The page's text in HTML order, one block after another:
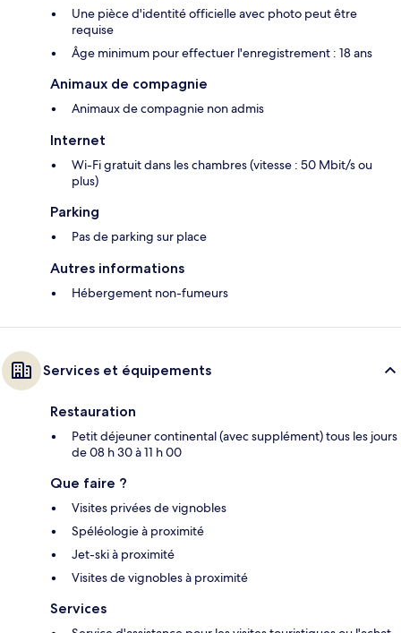
Une pièce d'identité officielle avec photo peut être
requise
Âge minimum pour effectuer l'enregistrement : 18 ans
Animaux de compagnie
Animaux de compagnie non admis
Internet
Wi-Fi gratuit dans les chambres (vitesse : 50 Mbit/s ou
plus)
Parking
Pas de parking sur place
Autres informations
Hébergement non-fumeurs
Services et équipements
Restauration
Petit déjeuner continental (avec supplément) tous les jours
de 08 h 30 à 11 h 00
Que faire ?
Visites privées de vignobles
Spéléologie à proximité
Jet-ski à proximité
Visites de vignobles à proximité
Services